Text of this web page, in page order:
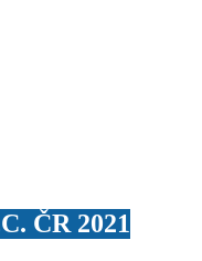
ČR 2021